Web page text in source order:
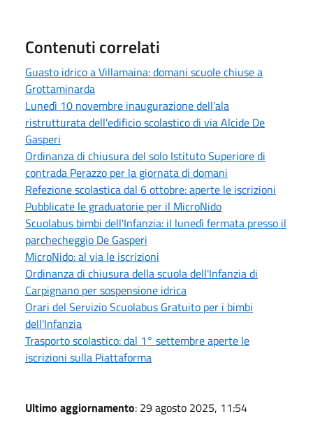
Contenuti correlati
Guasto idrico a Villamaina: domani scuole chiuse a
Grottaminarda
Lunedì 10 novembre inaugurazione dell'ala
ristrutturata dell'edificio scolastico di via Alcide De
Gasperi
Ordinanza di chiusura del solo Istituto Superiore di
contrada Perazzo per la giornata di domani
Refezione scolastica dal 6 ottobre: aperte le iscrizioni
Pubblicate le graduatorie per il MicroNido
Scuolabus bimbi dell'Infanzia: il lunedì fermata presso il
parchecheggio De Gasperi
MicroNido: al via le iscrizioni
Ordinanza di chiusura della scuola dell'Infanzia di
Carpignano per sospensione idrica
Orari del Servizio Scuolabus Gratuito per i bimbi
dell'Infanzia
Trasporto scolastico: dal 1° settembre aperte le
iscrizioni sulla Piattaforma
Ultimo aggiornamento: 29 agosto 2025, 11:54